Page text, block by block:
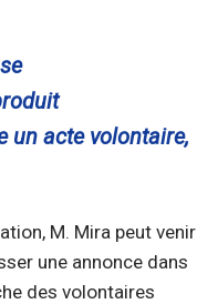
un acte volontaire,
M. Mira peut venir
une annonce dans
des volontaires